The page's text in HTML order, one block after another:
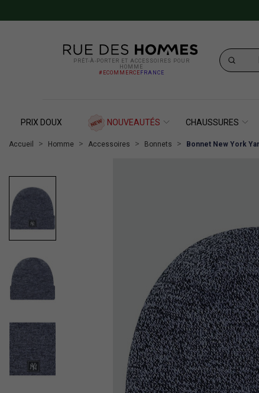
PRÊT-À-PORTER ET ACCESSOIRES POUR
HOMME
#ECOMMERCE FRANCE
PRIX DOUX NOUVEAUTÉS CHAUSSURES
Accueil Homme Accessoires Bonnets Bonnet New York